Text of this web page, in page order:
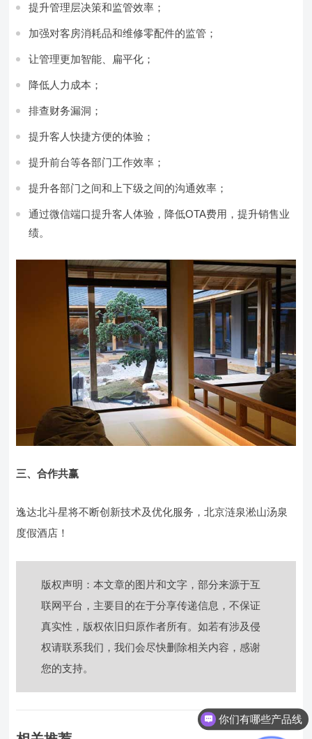
提升管理层决策和监管效率；
加强对客房消耗品和维修零配件的监管；
让管理更加智能、扁平化；
降低人力成本；
排查财务漏洞；
提升客人快捷方便的体验；
提升前台等各部门工作效率；
提升各部门之间和上下级之间的沟通效率；
通过微信端口提升客人体验，降低OTA费用，提升销售业
绩。
三、合作共赢
逸达北斗星将不断创新技术及优化服务，北京涟泉淞山汤泉
度假酒店！
版权声明：本文章的图片和文字，部分来源于互
联网平台，主要目的在于分享传递信息，不保证
真实性，版权依旧归原作者所有。如若有涉及侵
权请联系我们，我们会尽快删除相关内容，感谢
您的支持。
你们有哪些产品线